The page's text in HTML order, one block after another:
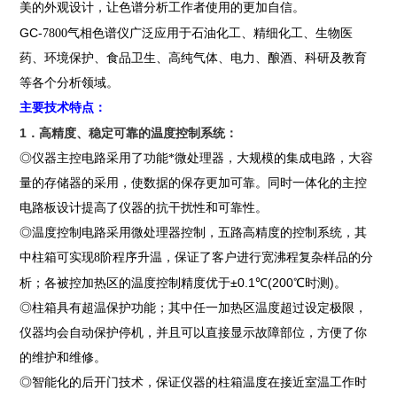
美的外观设计，让色谱分析工作者使用的更加自信。
GC-7800气相色谱仪广泛应用于石油化工、精细化工、生物医
药、环境保护、食品卫生、高纯气体、电力、酿酒、科研及教育
等各个分析领域。
主要技术特点：
1 ．高精度、稳定可靠的温度控制系统：
◎仪器主控电路采用了功能*微处理器，大规模的集成电路，大容
量的存储器的采用，使数据的保存更加可靠。同时一体化的主控
电路板设计提高了仪器的抗干扰性和可靠性。
◎温度控制电路采用微处理器控制，五路高精度的控制系统，其
中柱箱可实现8阶程序升温，保证了客户进行宽沸程复杂样品的分
析；各被控加热区的温度控制精度优于±0.1℃(200℃时测)。
◎柱箱具有超温保护功能；其中任一加热区温度超过设定极限，
仪器均会自动保护停机，并且可以直接显示故障部位，方便了你
的维护和维修。
◎智能化的后开门技术，保证仪器的柱箱温度在接近室温工作时